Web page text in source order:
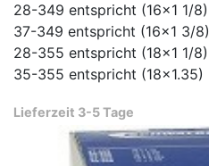
28-349 entspricht (16x1 1/8)
37-349 entspricht (16x1 3/8)
28-355 entspricht (18x1 1/8)
35-355 entspricht (18x1.35)
Lieferzeit 3-5 Tage